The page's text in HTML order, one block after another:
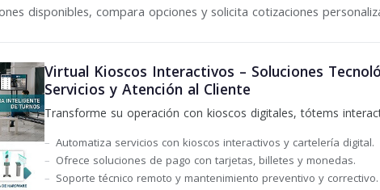
disponibles, compara opciones y solicita cotizaciones
Virtual Kioscos Interactivos – Soluciones
Servicios y Atención al Cliente
Transforme su operación con kioscos digitales, tótems
Automatiza servicios con kioscos interactivos y cartelería digital.
Ofrece soluciones de pago con tarjetas, billetes y monedas.
Soporte técnico remoto y mantenimiento preventivo y correctivo.